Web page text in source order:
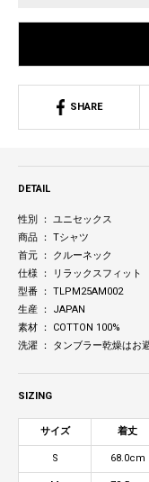
SHARE
DETAIL
性別 ： ユニセックス
商品 ： Tシャツ
首元 ： クルーネック
仕様 ： リラックスフィット
型番 ： TLPM25AM002
生産 ： JAPAN
素材 ： COTTON 100%
洗濯 ： タンブラー乾燥はお
SIZING
サイズ 着丈
S 68.0cm